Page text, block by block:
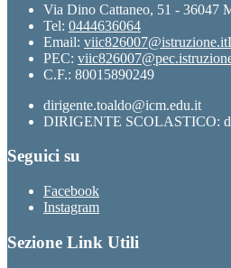
Via Dino Cattaneo, 51 - 36047
Tel: 0444636064
Email: viic826007@istruzione.it
PEC:
C.F.: 80015890249
dirigente.toaldo@icm.edu.it
DIRIGENTE SCOLASTICO:
Seguici su
Facebook
Instagram
Sezione Link Utili